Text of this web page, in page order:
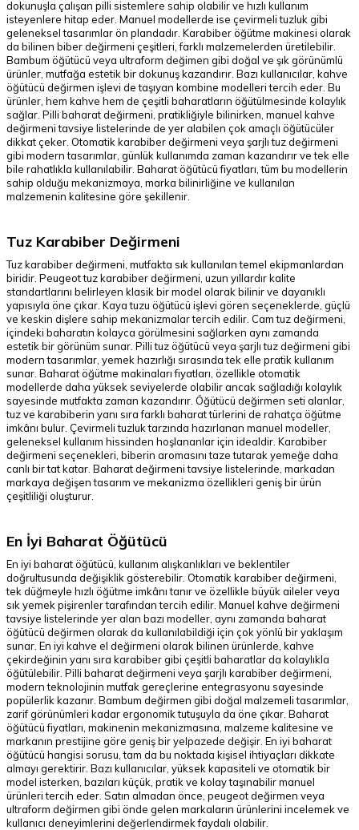
dokunuşla çalışan pilli sistemlere sahip olabilir ve hızlı kullanım
isteyenlere hitap eder. Manuel modellerde ise çevirmeli tuzluk gibi
geleneksel tasarımlar ön plandadır. Karabiber öğütme makinesi olarak
da bilinen biber değirmeni çeşitleri, farklı malzemelerden üretilebilir.
Bambum öğütücü veya ultraform değimen gibi doğal ve şık görünümlü
ürünler, mutfağa estetik bir dokunuş kazandırır. Bazı kullanıcılar, kahve
öğütücü değirmen işlevi de taşıyan kombine modelleri tercih eder. Bu
ürünler, hem kahve hem de çeşitli baharatların öğütülmesinde kolaylık
sağlar. Pilli baharat değirmeni, pratikliğiyle bilinirken, manuel kahve
değirmeni tavsiye listelerinde de yer alabilen çok amaçlı öğütücüler
dikkat çeker. Otomatik karabiber değirmeni veya şarjlı tuz değirmeni
gibi modern tasarımlar, günlük kullanımda zaman kazandırır ve tek elle
bile rahatlıkla kullanılabilir. Baharat öğütücü fiyatları, tüm bu modellerin
sahip olduğu mekanizmaya, marka bilinirliğine ve kullanılan
malzemenin kalitesine göre şekillenir.
Tuz Karabiber Değirmeni
Tuz karabiber değirmeni, mutfakta sık kullanılan temel ekipmanlardan
biridir. Peugeot tuz karabiber değirmeni, uzun yıllardır kalite
standartlarını belirleyen klasik bir model olarak bilinir ve dayanıklı
yapısıyla öne çıkar. Kaya tuzu öğütücü işlevi gören seçeneklerde, güçlü
ve keskin dişlere sahip mekanizmalar tercih edilir. Cam tuz değirmeni,
içindeki baharatın kolayca görülmesini sağlarken aynı zamanda
estetik bir görünüm sunar. Pilli tuz öğütücü veya şarjlı tuz değirmeni gibi
modern tasarımlar, yemek hazırlığı sırasında tek elle pratik kullanım
sunar. Baharat öğütme makinaları fiyatları, özellikle otomatik
modellerde daha yüksek seviyelerde olabilir ancak sağladığı kolaylık
sayesinde mutfakta zaman kazandırır. Öğütücü değirmen seti alanlar,
tuz ve karabiberin yanı sıra farklı baharat türlerini de rahatça öğütme
imkânı bulur. Çevirmeli tuzluk tarzında hazırlanan manuel modeller,
geleneksel kullanım hissinden hoşlananlar için idealdir. Karabiber
değirmeni seçenekleri, biberin aromasını taze tutarak yemeğe daha
canlı bir tat katar. Baharat değirmeni tavsiye listelerinde, markadan
markaya değişen tasarım ve mekanizma özellikleri geniş bir ürün
çeşitliliği oluşturur.
En İyi Baharat Öğütücü
En iyi baharat öğütücü, kullanım alışkanlıkları ve beklentiler
doğrultusunda değişiklik gösterebilir. Otomatik karabiber değirmeni,
tek düğmeyle hızlı öğütme imkânı tanır ve özellikle büyük aileler veya
sık yemek pişirenler tarafından tercih edilir. Manuel kahve değirmeni
tavsiye listelerinde yer alan bazı modeller, aynı zamanda baharat
öğütücü değirmen olarak da kullanılabildiği için çok yönlü bir yaklaşım
sunar. En iyi kahve el değirmeni olarak bilinen ürünlerde, kahve
çekirdeğinin yanı sıra karabiber gibi çeşitli baharatlar da kolaylıkla
öğütülebilir. Pilli baharat değirmeni veya şarjlı karabiber değirmeni,
modern teknolojinin mutfak gereçlerine entegrasyonu sayesinde
popülerlik kazanır. Bambum değirmen gibi doğal malzemeli tasarımlar,
zarif görünümleri kadar ergonomik tutuşuyla da öne çıkar. Baharat
öğütücü fiyatları, makinenin mekanizmasına, malzeme kalitesine ve
markanın prestijine göre geniş bir yelpazede değişir. En iyi baharat
öğütücü hangisi sorusu, tam da bu noktada kişisel ihtiyaçları dikkate
almayı gerektirir. Bazı kullanıcılar, yüksek kapasiteli ve otomatik bir
model isterken, bazıları küçük, pratik ve kolay taşınabilir manuel
ürünleri tercih eder. Satın almadan önce, peugeot değirmen veya
ultraform değirmen gibi önde gelen markaların ürünlerini incelemek ve
kullanıcı deneyimlerini değerlendirmek faydalı olabilir.